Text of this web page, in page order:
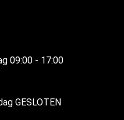
09:00 - 17:00
GESLOTEN